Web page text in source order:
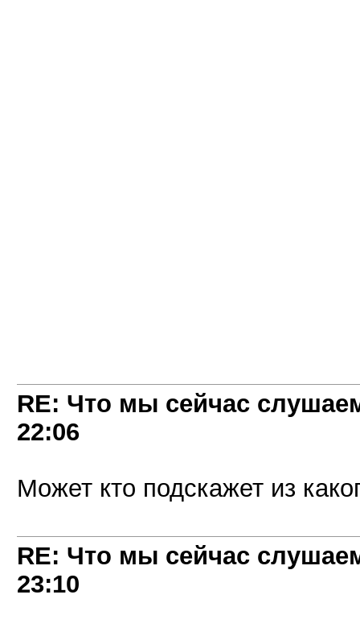
RE: Что мы сейчас
22:06
Может кто подскажет из
RE: Что мы сейчас
23:10